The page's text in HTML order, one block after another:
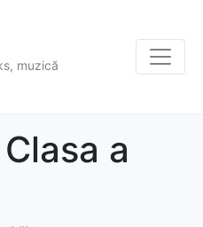
muzică
Clasa a